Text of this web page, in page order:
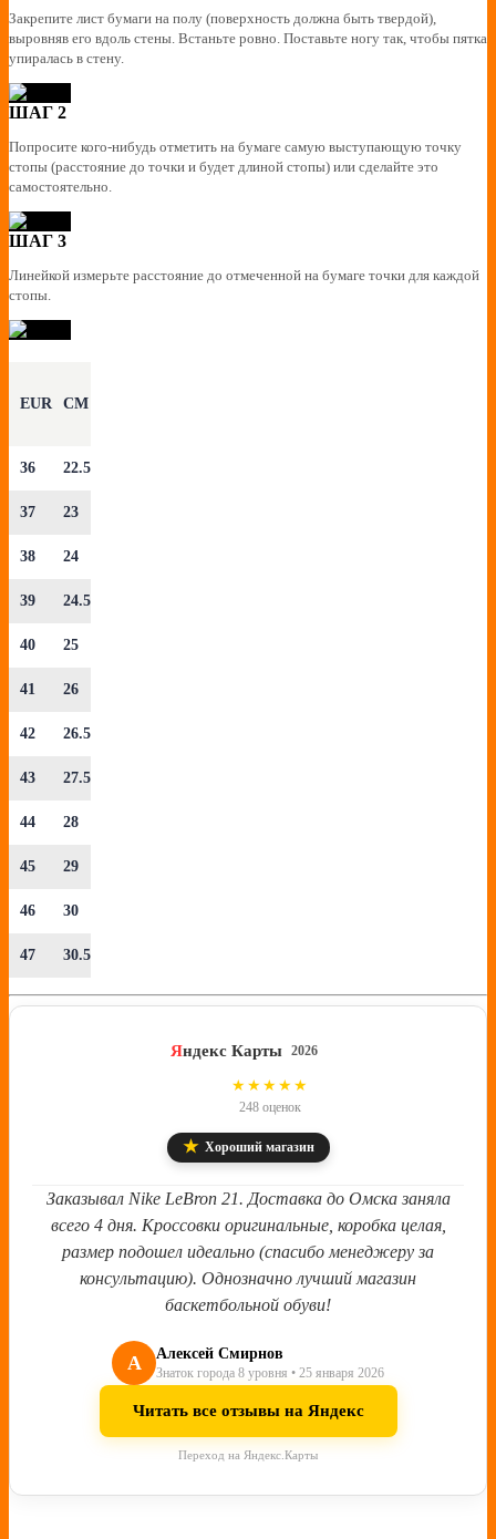
Закрепите лист бумаги на полу (поверхность должна быть твердой),
выровняв его вдоль стены. Встаньте ровно. Поставьте ногу так, чтобы пятка
упиралась в стену.
EUR CM
36 22.5
37 23
38 24
39 24.5
40 25
41 26
42 26.5
43 27.5
44 28
45 29
46 30
47 30.5
ШАГ 2
Попросите кого-нибудь отметить на бумаге самую выступающую точку
стопы (расстояние до точки и будет длиной стопы) или сделайте это
самостоятельно.
ШАГ 3
Линейкой измерьте расстояние до отмеченной на бумаге точки для каждой
стопы.
Яндекс Карты 2026
★★★★★
248 оценок
★ Хороший магазин
Заказывал Nike LeBron 21. Доставка до Омска заняла
всего 4 дня. Кроссовки оригинальные, коробка целая,
размер подошел идеально (спасибо менеджеру за
консультацию). Однозначно лучший магазин
баскетбольной обуви!
А Алексей Смирнов
Знаток города 8 уровня • 25 января 2026
Читать все отзывы на Яндекс
Переход на Яндекс.Карты